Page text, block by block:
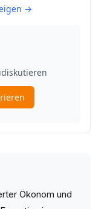
Ökonom und